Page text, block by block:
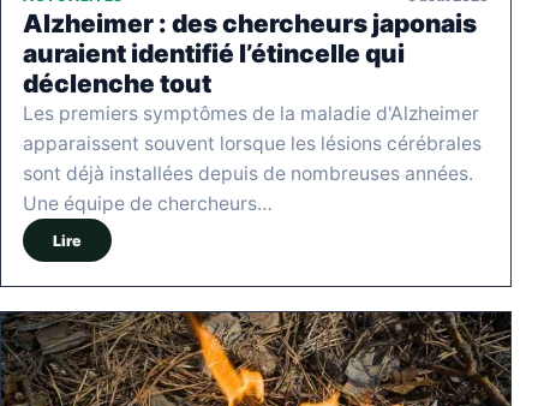
Alzheimer : des chercheurs japonais
auraient identifié l’étincelle qui
déclenche tout
Les premiers symptômes de la maladie d'Alzheimer
apparaissent souvent lorsque les lésions cérébrales
sont déjà installées depuis de nombreuses années.
Une équipe de chercheurs…
Lire